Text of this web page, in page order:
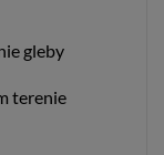
gleby
terenie